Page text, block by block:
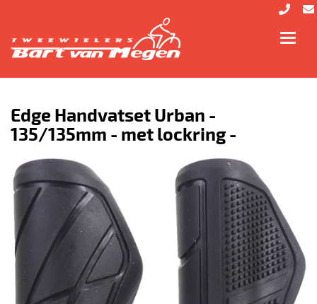
Edge Handvatset Urban -
135/135mm - met lockring -